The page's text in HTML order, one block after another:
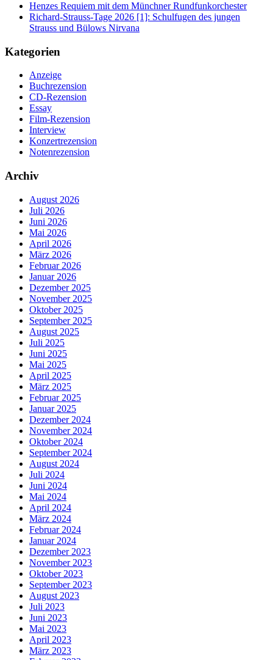
Henzes Requiem mit dem Münchner Rundfunkorchester
Richard-Strauss-Tage 2026 [1]: Schulfugen des jungen
Strauss und Bülows Nirvana
Kategorien
Anzeige
Buchrezension
CD-Rezension
Essay
Film-Rezension
Interview
Konzertrezension
Notenrezension
Archiv
August 2026
Juli 2026
Juni 2026
Mai 2026
April 2026
März 2026
Februar 2026
Januar 2026
Dezember 2025
November 2025
Oktober 2025
September 2025
August 2025
Juli 2025
Juni 2025
Mai 2025
April 2025
März 2025
Februar 2025
Januar 2025
Dezember 2024
November 2024
Oktober 2024
September 2024
August 2024
Juli 2024
Juni 2024
Mai 2024
April 2024
März 2024
Februar 2024
Januar 2024
Dezember 2023
November 2023
Oktober 2023
September 2023
August 2023
Juli 2023
Juni 2023
Mai 2023
April 2023
März 2023